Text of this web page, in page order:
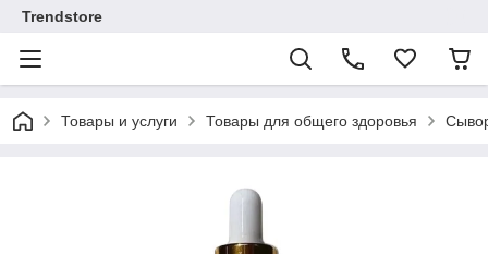
Trendstore
Товары и услуги Товары для общего здоровья